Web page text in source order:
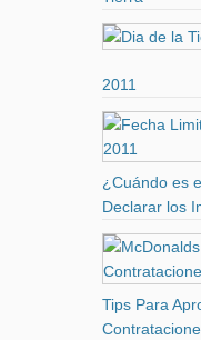
2011
¿Cuándo es
Declarar los
Tips Para